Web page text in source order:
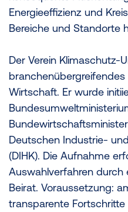
Energieeffizienz und
Bereiche und Standorte
Der Verein Klimaschutz-
Wirtschaft. Er wurde
Deutschen Industrie-
(DIHK). Die Aufnahme
Auswahlverfahren durch
Beirat. Voraussetzung:
transparente